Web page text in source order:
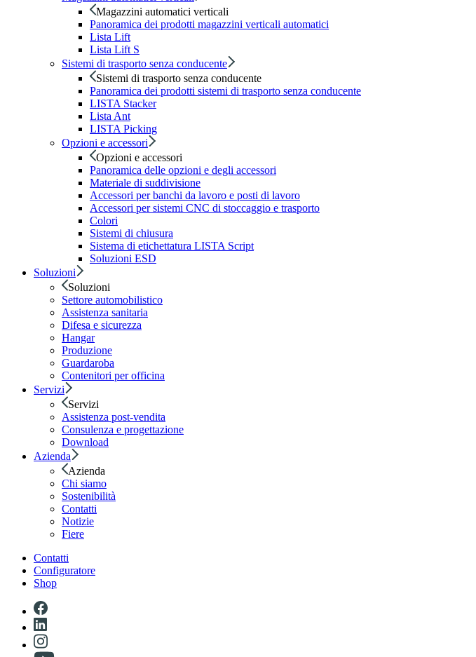
Magazzini automatici verticali
Panoramica dei prodotti magazzini verticali automatici
Lista Lift
Lista Lift S
Sistemi di trasporto senza conducente
Sistemi di trasporto senza conducente
Panoramica dei prodotti sistemi di trasporto senza conducente
LISTA Stacker
Lista Ant
LISTA Picking
Opzioni e accessori
Opzioni e accessori
Panoramica delle opzioni e degli accessori
Materiale di suddivisione
Accessori per banchi da lavoro e posti di lavoro
Accessori per sistemi CNC di stoccaggio e trasporto
Colori
Sistemi di chiusura
Sistema di etichettatura LISTA Script
Soluzioni ESD
Soluzioni
Soluzioni
Settore automobilistico
Assistenza sanitaria
Difesa e sicurezza
Hangar
Produzione
Guardaroba
Contenitori per officina
Servizi
Servizi
Assistenza post-vendita
Consulenza e progettazione
Download
Azienda
Azienda
Chi siamo
Sostenibilità
Contatti
Notizie
Fiere
Contatti
Configuratore
Shop